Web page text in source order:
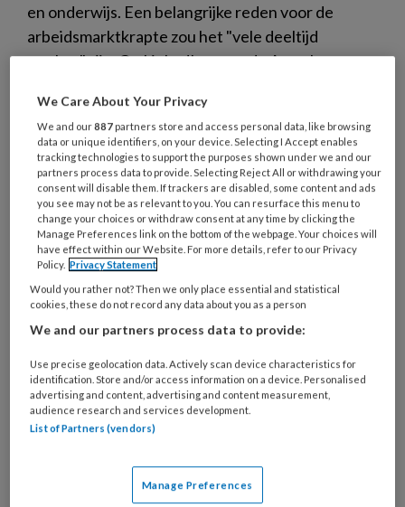
en onderwijs. Een belangrijke reden voor de
arbeidsmarktkrapte zou het "vele deeltijd
werken" zijn. Op LinkedIn ageerde Amy-Jane
soortgelijke campagne. Die werd daarna offline
gehaald.
25 OKTOBER 2023 NIEUWS ARBEIDSVOORWAARDEN
We Care About Your Privacy
We and our887 partners store and access personal data, like browsing
data or unique identifiers, on your device. Selecting I Accept enables
tracking technologies to support the purposes shown under we and our
partners process data to provide. Selecting Reject All or withdrawing your
consent will disable them. If trackers are disabled, some content and ads
you see may not be as relevant to you. You can resurface this menu to
change your choices or withdraw consent at any time by clicking the
Manage Preferences link on the bottom of the webpage. Your choices will
have effect within our Website. For more details, refer to our Privacy
Policy. Privacy Statement
Would you rather not? Then we only place essential and statistical
cookies, these do not record any data about you as a person
We and our partners process data to provide:
Use precise geolocation data. Actively scan device characteristics for
identification. Store and/or access information on a device. Personalised
advertising and content, advertising and content measurement,
audience research and services development.
List of Partners (vendors)
Manage Preferences